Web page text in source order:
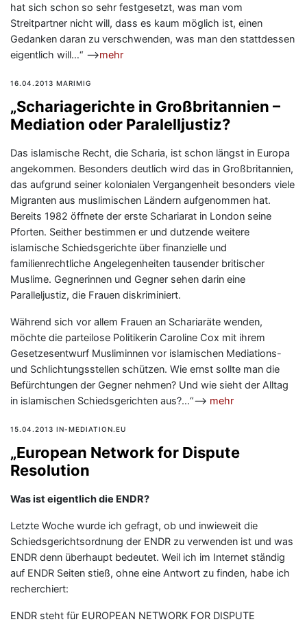
hat sich schon so sehr festgesetzt, was man vom
Streitpartner nicht will, dass es kaum möglich ist, einen
Gedanken daran zu verschwenden, was man den stattdessen
eigentlich will…“ —>mehr
16.04.2013 MARIMIG
„Schariagerichte in Großbritannien –
Mediation oder Paralelljustiz?
Das islamische Recht, die Scharia, ist schon längst in Europa
angekommen. Besonders deutlich wird das in Großbritannien,
das aufgrund seiner kolonialen Vergangenheit besonders viele
Migranten aus muslimischen Ländern aufgenommen hat.
Bereits 1982 öffnete der erste Schariarat in London seine
Pforten. Seither bestimmen er und dutzende weitere
islamische Schiedsgerichte über finanzielle und
familienrechtliche Angelegenheiten tausender britischer
Muslime. Gegnerinnen und Gegner sehen darin eine
Paralleljustiz, die Frauen diskriminiert.
Während sich vor allem Frauen an Schariaräte wenden,
möchte die parteilose Politikerin Caroline Cox mit ihrem
Gesetzesentwurf Musliminnen vor islamischen Mediations-
und Schlichtungsstellen schützen. Wie ernst sollte man die
Befürchtungen der Gegner nehmen? Und wie sieht der Alltag
in islamischen Schiedsgerichten aus?…“—> mehr
15.04.2013 IN-MEDIATION.EU
„European Network for Dispute
Resolution
Was ist eigentlich die ENDR?
Letzte Woche wurde ich gefragt, ob und inwieweit die
Schiedsgerichtsordnung der ENDR zu verwenden ist und was
ENDR denn überhaupt bedeutet. Weil ich im Internet ständig
auf ENDR Seiten stieß, ohne eine Antwort zu finden, habe ich
recherchiert:
ENDR steht für EUROPEAN NETWORK FOR DISPUTE